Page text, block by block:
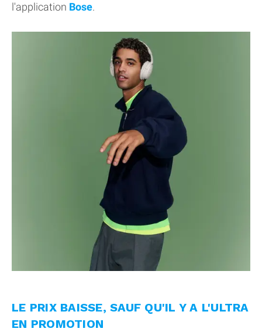
l'application Bose.
LE PRIX BAISSE, SAUF QU'IL Y A L'ULTRA
EN PROMOTION